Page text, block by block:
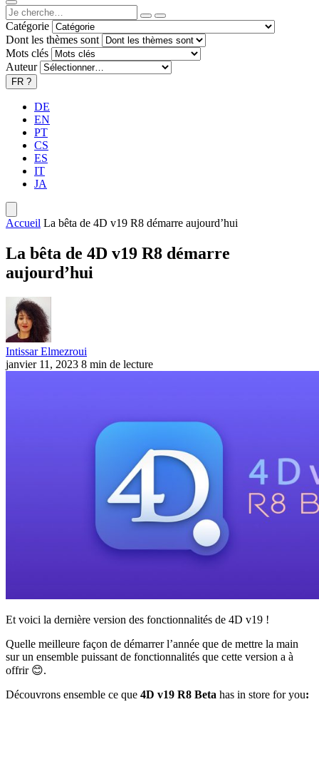
Catégorie
Dont les thèmes sont
Mots clés
Auteur
FR ?
DE
EN
PT
CS
ES
IT
JA
Accueil La bêta de 4D v19 R8 démarre aujourd’hui
La bêta de 4D v19 R8 démarre
aujourd’hui
Intissar Elmezroui
janvier 11, 2023 8 min de lecture
Et voici la dernière version des fonctionnalités de 4D v19 !
Quelle meilleure façon de démarrer l’année que de mettre la main
sur un ensemble puissant de fonctionnalités que cette version a à
offrir 😊.
Découvrons ensemble ce que 4D v19 R8 Beta has in store for you: